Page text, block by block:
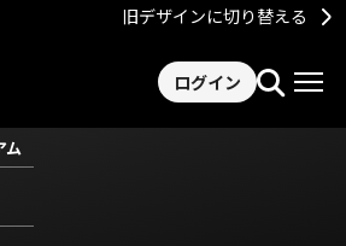
旧デザインに切り替える
ログイン
ム